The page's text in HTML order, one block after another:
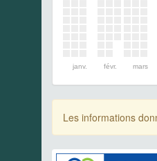
janv. févr. mars
Les informations